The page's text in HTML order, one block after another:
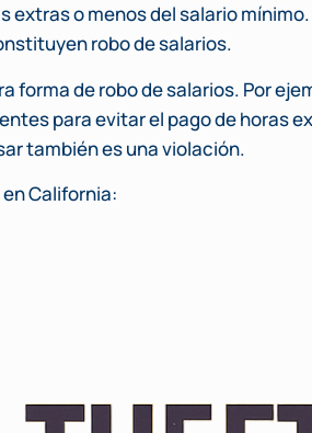
o menos del salario
robo de salarios.
forma de robo de salarios. Por
para evitar el pago de horas
también es una violación.
California: